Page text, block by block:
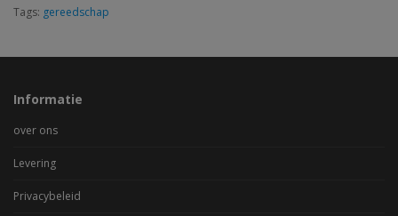
Tags: gereedschap
Informatie
over ons
Levering
Privacybeleid